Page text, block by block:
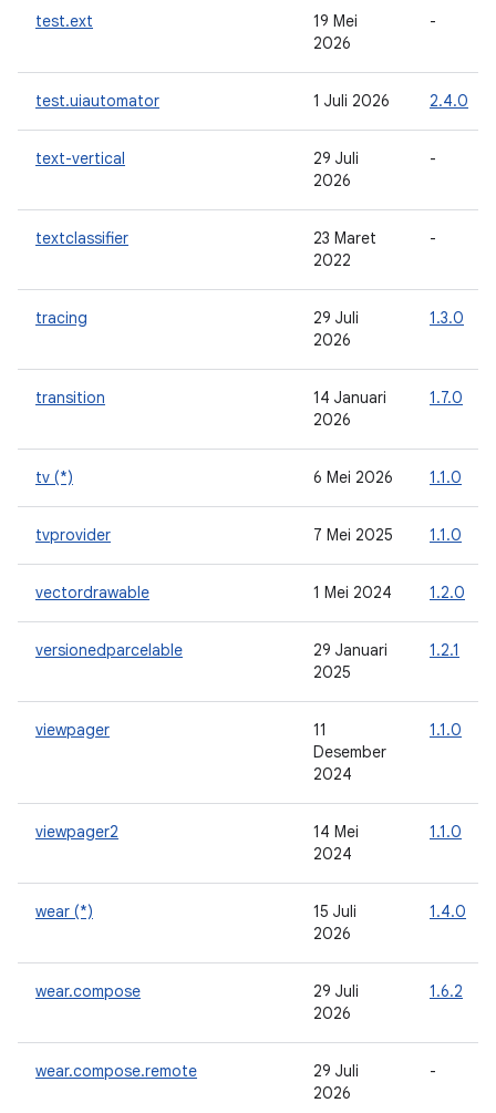
test.ext
19 Mei
2026
-
test.uiautomator 1 Juli 2026 2.4.0
text-vertical
29 Juli
2026
-
textclassifier
23 Maret
2022
-
tracing
29 Juli
2026
1.3.0
transition
14 Januari
2026
1.7.0
tv (*) 6 Mei 2026 1.1.0
tvprovider 7 Mei 2025 1.1.0
vectordrawable 1 Mei 2024 1.2.0
versionedparcelable
29 Januari
2025
1.2.1
viewpager
11
Desember
2024
1.1.0
viewpager2
14 Mei
2024
1.1.0
wear (*)
15 Juli
2026
1.4.0
wear.compose
29 Juli
2026
1.6.2
wear.compose.remote
29 Juli
2026
-